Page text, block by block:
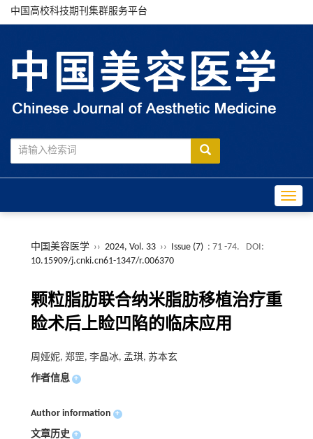
中国高校科技期刊集群服务平台
中国美容医学 ›› 2024, Vol. 33 ›› Issue (7) : 71 -74.
DOI:
10.15909/j.cnki.cn61-1347/r.006370
颗粒脂肪联合纳米脂肪移植治疗重
睑术后上睑凹陷的临床应用
周娅妮, 郑罡, 李晶冰, 孟琪, 苏本玄
作者信息 +
Author information +
文章历史 +